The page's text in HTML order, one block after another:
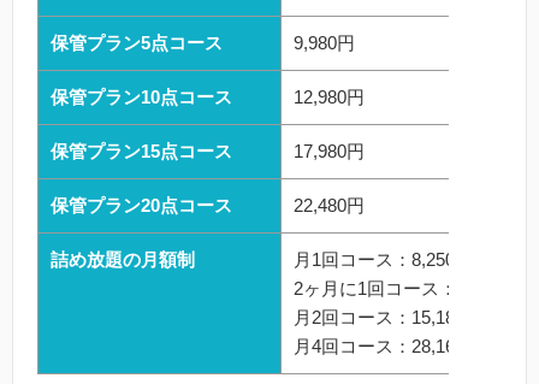
保管プラン5点コース 9,980円
保管プラン10点コース 12,980円
保管プラン15点コース 17,980円
保管プラン20点コース 22,480円
詰め放題の月額制
月1回コース：8,250円
2ヶ月に1回コース：9,108円
月2回コース：15,180円
月4回コース：28,160円